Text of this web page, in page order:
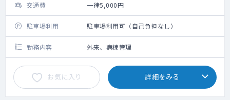
交通費 一律5,000円
駐車場利用 駐車場利用可（自己負担なし）
勤務内容 外来、病棟管理
お気に入り 詳細をみる